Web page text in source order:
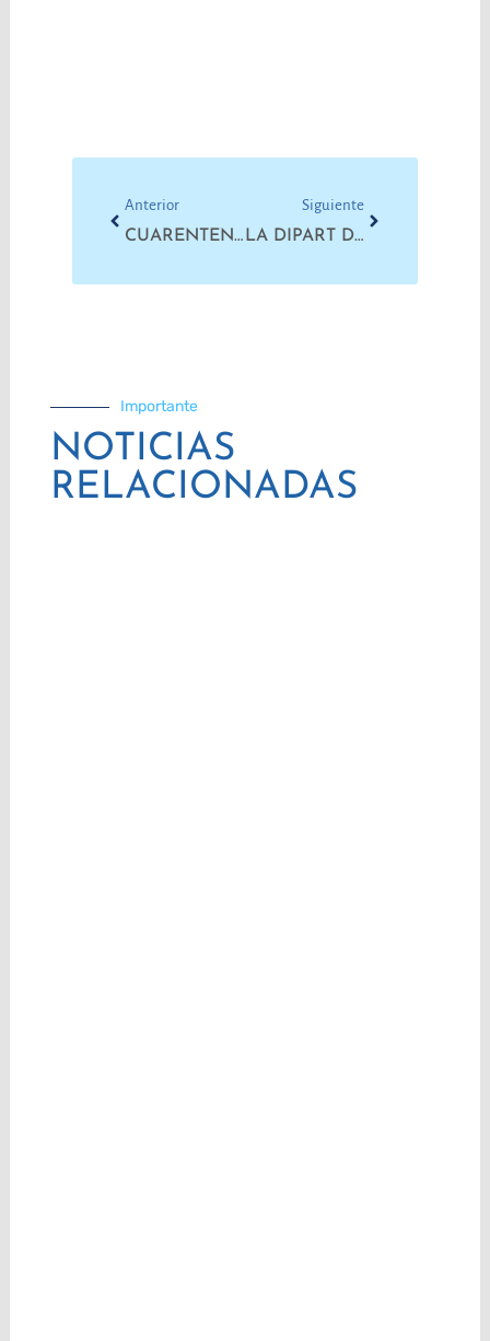
Anterior
CUARENTENA: VIOLENCIA CLANDESTINA
Siguiente
LA DIPART DEBE HACERSE CARGO DEL COVID-19 Y DEL DENGUE
Importante
NOTICIAS
RELACIONADAS